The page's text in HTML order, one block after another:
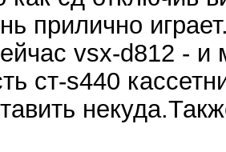
прилично
vsx-d812 - и
ст-s440